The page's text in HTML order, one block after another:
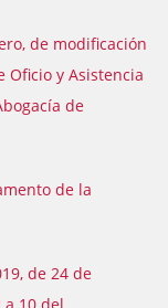
de modificación
Oficio y Asistencia
de
de la
de 24 de